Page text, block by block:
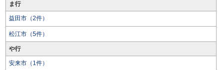
ま行
益田市（2件）
松江市（5件）
や行
安来市（1件）